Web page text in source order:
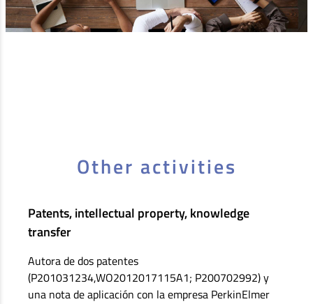
Other activities
Patents, intellectual property, knowledge
transfer
Autora de dos patentes
(P201031234,WO2012017115A1; P200702992) y
una nota de aplicación con la empresa PerkinElmer